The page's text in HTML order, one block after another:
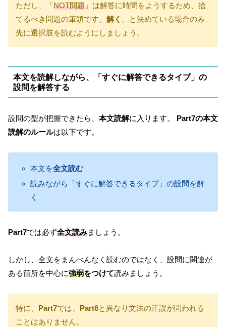
ただし、「NOT問題 」は解答に時間をようするため、捨
てるべき問題の筆頭です。 解く
、と決めている場合のみ
先に選択肢を読むようにしましょう。
本文を読解しながら、「すぐに解答できるタイプ」の
設問を解答する
設問の型が把握できたら、 本文読解に入ります。 Part7の本文
読解のルールは以下です。
本文を全文読む
読みながら「すぐに解答できるタイプ」の設問を解
く
Part7では必ず全文読みましょう。
しかし、全文をまんべんなく読むのではなく、設問に関連が
ある箇所を中心に強弱をつけて読みましょう。
特に、 Part7では、 Part6と異なり文法の正誤が問われる
ことはありません。